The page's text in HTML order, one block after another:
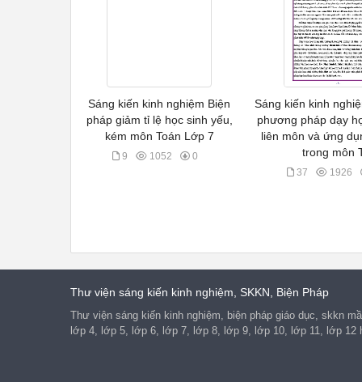
Sáng kiến kinh nghiệm Biện
pháp giảm tỉ lệ học sinh yếu,
kém môn Toán Lớp 7
9 1052 0
Sáng kiến kinh
phương pháp dạy
liên môn và ứng
trong môn
37 1926
Thư viện sáng kiến kinh nghiệm, SKKN, Biện Pháp
Thư viện sáng kiến kinh nghiệm, biện pháp giáo dục, skkn
lớp 4, lớp 5, lớp 6, lớp 7, lớp 8, lớp 9, lớp 10, lớp 11, lớp 12